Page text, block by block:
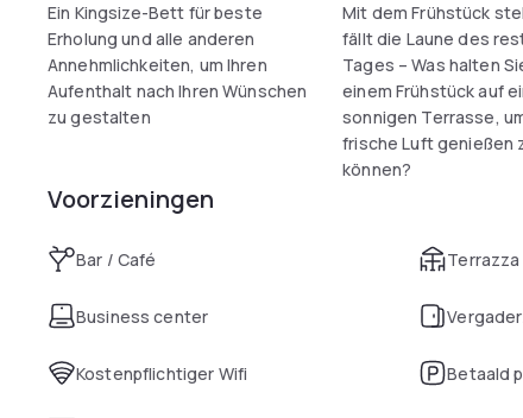
Die U-Bahnstationen Goetheplatz und Hauptbahnhof sind
gelangen Sie in 20 Minuten zur Messe, zur Allianz Arena
Ludwigsvorstadt ist bei Reisenden, die an Architektur,
Ein Kingsize-Bett für beste
Erholung und alle anderen
Annehmlichkeiten, um Ihren
Aufenthalt nach Ihren Wünschen
zu gestalten
Mit dem Frühstück
fällt die Laune des
Tages – Was halten
einem Frühstück auf
sonnigen Terrasse,
frische Luft genießen
können?
Voorzieningen
Bar / Café Terrazza
Business center
Kostenpflichtiger Wifi Betaald